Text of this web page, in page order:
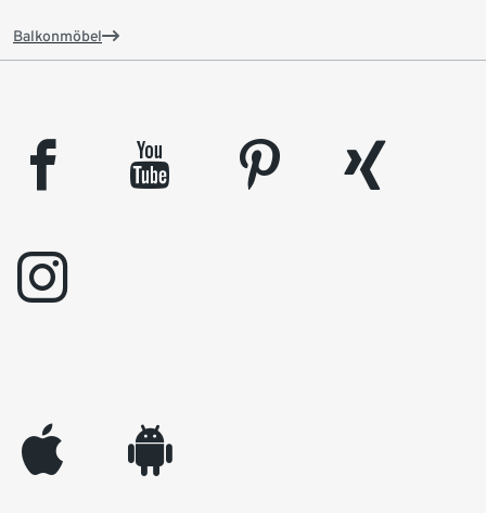
Balkonmöbel
facebook youtube pinterest
xing
instagram
appleinc android